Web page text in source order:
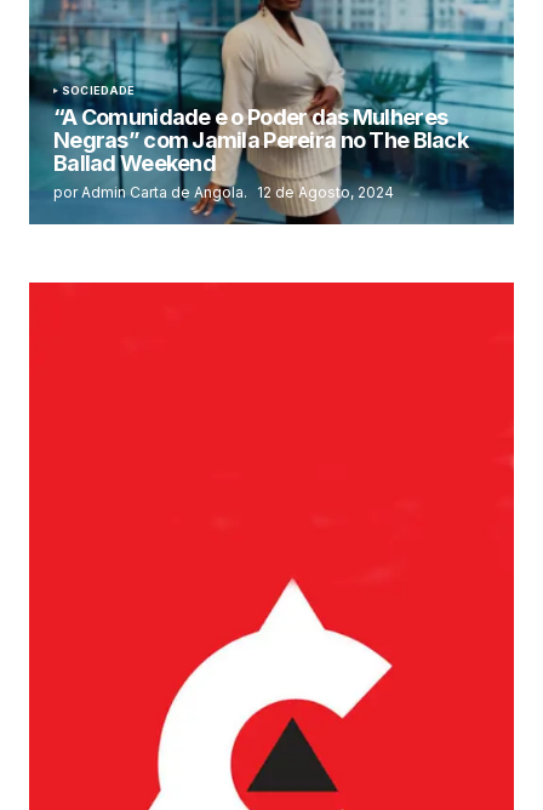
SOCIEDADE
“A Comunidade e o Poder das Mulheres
Negras” com Jamila Pereira no The Black
Ballad Weekend
por Admin Carta de Angola. 12 de Agosto, 2024